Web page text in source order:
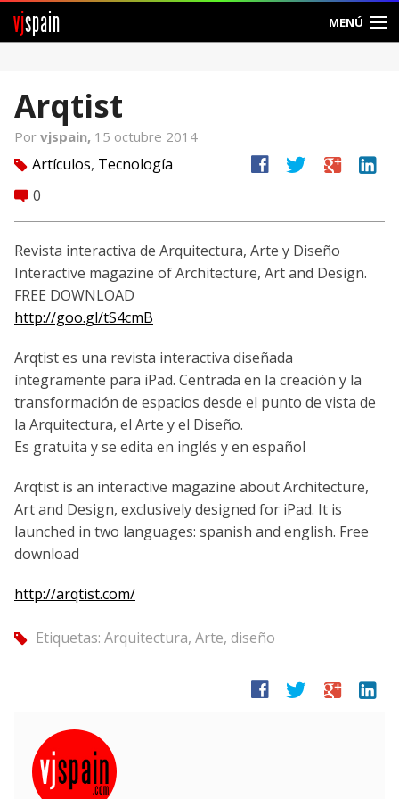
vjspain MENÚ
Foros
Noticias
Vjspain
Contacto
Entrar
Crear Cuenta
Arqtist
Por vjspain, 15 octubre 2014
tag Artículos, Tecnología
comment 0
facebook twitter google linkedin
Revista interactiva de Arquitectura, Arte y Diseño
Interactive magazine of Architecture, Art and Design.
FREE DOWNLOAD
http://goo.gl/tS4cmB
Arqtist es una revista interactiva diseñada
íntegramente para iPad. Centrada en la creación y la
transformación de espacios desde el punto de vista de
la Arquitectura, el Arte y el Diseño.
Es gratuita y se edita en inglés y en español
Arqtist is an interactive magazine about Architecture,
Art and Design, exclusively designed for iPad. It is
launched in two languages: spanish and english. Free
download
http://arqtist.com/
tag Etiquetas: Arquitectura, Arte, diseño
facebook twitter google linkedin